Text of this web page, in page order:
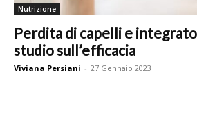
Nutrizione
Perdita di capelli e
studio sull’efficacia
Viviana Persiani - 27 Gennaio 2023